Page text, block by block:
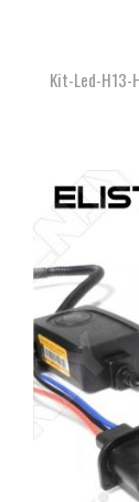
Kit-Led-H13-